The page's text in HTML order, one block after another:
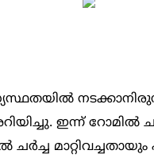
ഇന്ന് റോമില്‍